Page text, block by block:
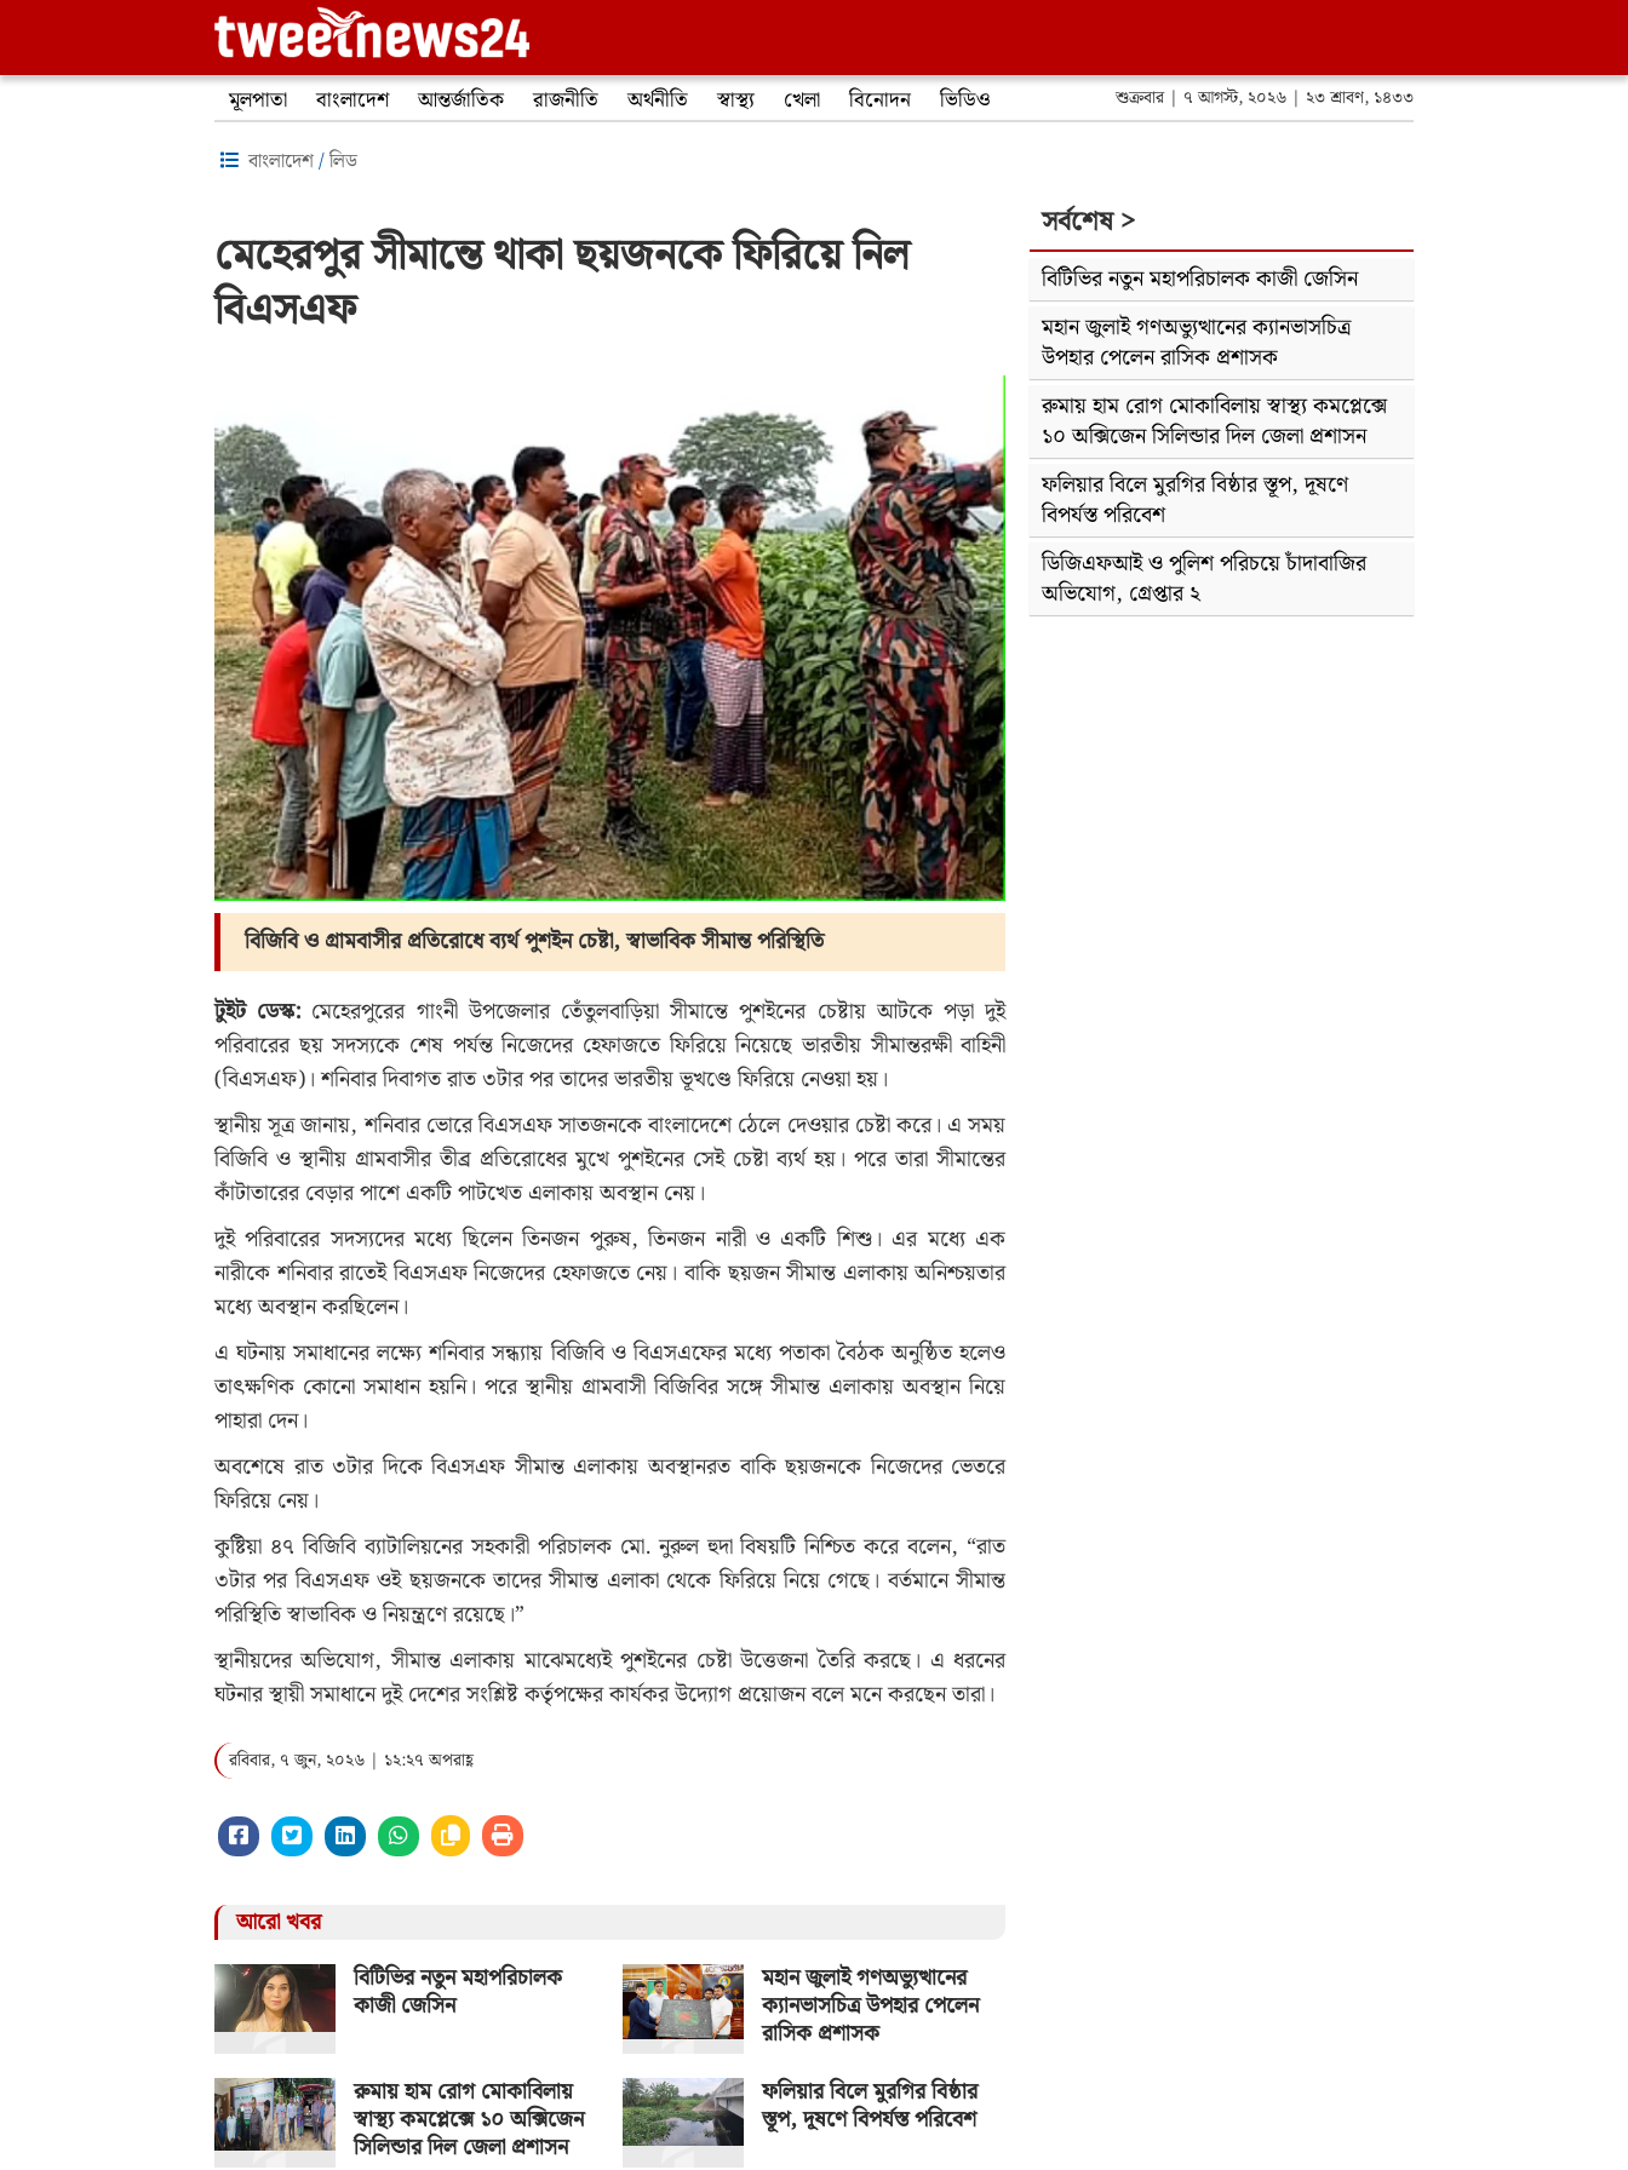
মূলপাতা বাংলাদেশ আন্তর্জাতিক রাজনীতি অর্থনীতি স্বাস্থ্য খেলা বিনোদন ভিডিও শুক্রবার | ৭ আগস্ট, ২০২৬ | ২৩ শ্রাবণ, ১৪৩৩
বাংলাদেশ/লিড
মেহেরপুর সীমান্তে থাকা ছয়জনকে ফিরিয়ে নিল
বিএসএফ
বিজিবি ও গ্রামবাসীর প্রতিরোধে ব্যর্থ পুশইন চেষ্টা, স্বাভাবিক সীমান্ত পরিস্থিতি
টুইট ডেস্ক: মেহেরপুরের গাংনী উপজেলার তেঁতুলবাড়িয়া সীমান্তে পুশইনের চেষ্টায় আটকে পড়া দুই
পরিবারের ছয় সদস্যকে শেষ পর্যন্ত নিজেদের হেফাজতে ফিরিয়ে নিয়েছে ভারতীয় সীমান্তরক্ষী বাহিনী
(বিএসএফ)। শনিবার দিবাগত রাত ৩টার পর তাদের ভারতীয় ভূখণ্ডে ফিরিয়ে নেওয়া হয়।
স্থানীয় সূত্র জানায়, শনিবার ভোরে বিএসএফ সাতজনকে বাংলাদেশে ঠেলে দেওয়ার চেষ্টা করে। এ সময়
বিজিবি ও স্থানীয় গ্রামবাসীর তীব্র প্রতিরোধের মুখে পুশইনের সেই চেষ্টা ব্যর্থ হয়। পরে তারা সীমান্তের
কাঁটাতারের বেড়ার পাশে একটি পাটখেত এলাকায় অবস্থান নেয়।
দুই পরিবারের সদস্যদের মধ্যে ছিলেন তিনজন পুরুষ, তিনজন নারী ও একটি শিশু। এর মধ্যে এক
নারীকে শনিবার রাতেই বিএসএফ নিজেদের হেফাজতে নেয়। বাকি ছয়জন সীমান্ত এলাকায় অনিশ্চয়তার
মধ্যে অবস্থান করছিলেন।
এ ঘটনায় সমাধানের লক্ষ্যে শনিবার সন্ধ্যায় বিজিবি ও বিএসএফের মধ্যে পতাকা বৈঠক অনুষ্ঠিত হলেও
তাৎক্ষণিক কোনো সমাধান হয়নি। পরে স্থানীয় গ্রামবাসী বিজিবির সঙ্গে সীমান্ত এলাকায় অবস্থান নিয়ে
পাহারা দেন।
অবশেষে রাত ৩টার দিকে বিএসএফ সীমান্ত এলাকায় অবস্থানরত বাকি ছয়জনকে নিজেদের ভেতরে
ফিরিয়ে নেয়।
কুষ্টিয়া ৪৭ বিজিবি ব্যাটালিয়নের সহকারী পরিচালক মো. নুরুল হুদা বিষয়টি নিশ্চিত করে বলেন, “রাত
৩টার পর বিএসএফ ওই ছয়জনকে তাদের সীমান্ত এলাকা থেকে ফিরিয়ে নিয়ে গেছে। বর্তমানে সীমান্ত
পরিস্থিতি স্বাভাবিক ও নিয়ন্ত্রণে রয়েছে।”
স্থানীয়দের অভিযোগ, সীমান্ত এলাকায় মাঝেমধ্যেই পুশইনের চেষ্টা উত্তেজনা তৈরি করছে। এ ধরনের
ঘটনার স্থায়ী সমাধানে দুই দেশের সংশ্লিষ্ট কর্তৃপক্ষের কার্যকর উদ্যোগ প্রয়োজন বলে মনে করছেন তারা।
রবিবার, ৭ জুন, ২০২৬ | ১২:২৭ অপরাহ্ণ
আরো খবর
বিটিভির নতুন মহাপরিচালক
কাজী জেসিন
মহান জুলাই গণঅভ্যুত্থানের
ক্যানভাসচিত্র উপহার পেলেন
রাসিক প্রশাসক
রুমায় হাম রোগ মোকাবিলায়
স্বাস্থ্য কমপ্লেক্সে ১০ অক্সিজেন
সিলিন্ডার দিল জেলা প্রশাসন
ফলিয়ার বিলে মুরগির বিষ্ঠার
স্তূপ, দূষণে বিপর্যস্ত পরিবেশ
সর্বশেষ >
বিটিভির নতুন মহাপরিচালক কাজী জেসিন
মহান জুলাই গণঅভ্যুত্থানের ক্যানভাসচিত্র
উপহার পেলেন রাসিক প্রশাসক
রুমায় হাম রোগ মোকাবিলায় স্বাস্থ্য কমপ্লেক্সে
১০ অক্সিজেন সিলিন্ডার দিল জেলা প্রশাসন
ফলিয়ার বিলে মুরগির বিষ্ঠার স্তূপ, দূষণে
বিপর্যস্ত পরিবেশ
ডিজিএফআই ও পুলিশ পরিচয়ে চাঁদাবাজির
অভিযোগ, গ্রেপ্তার ২